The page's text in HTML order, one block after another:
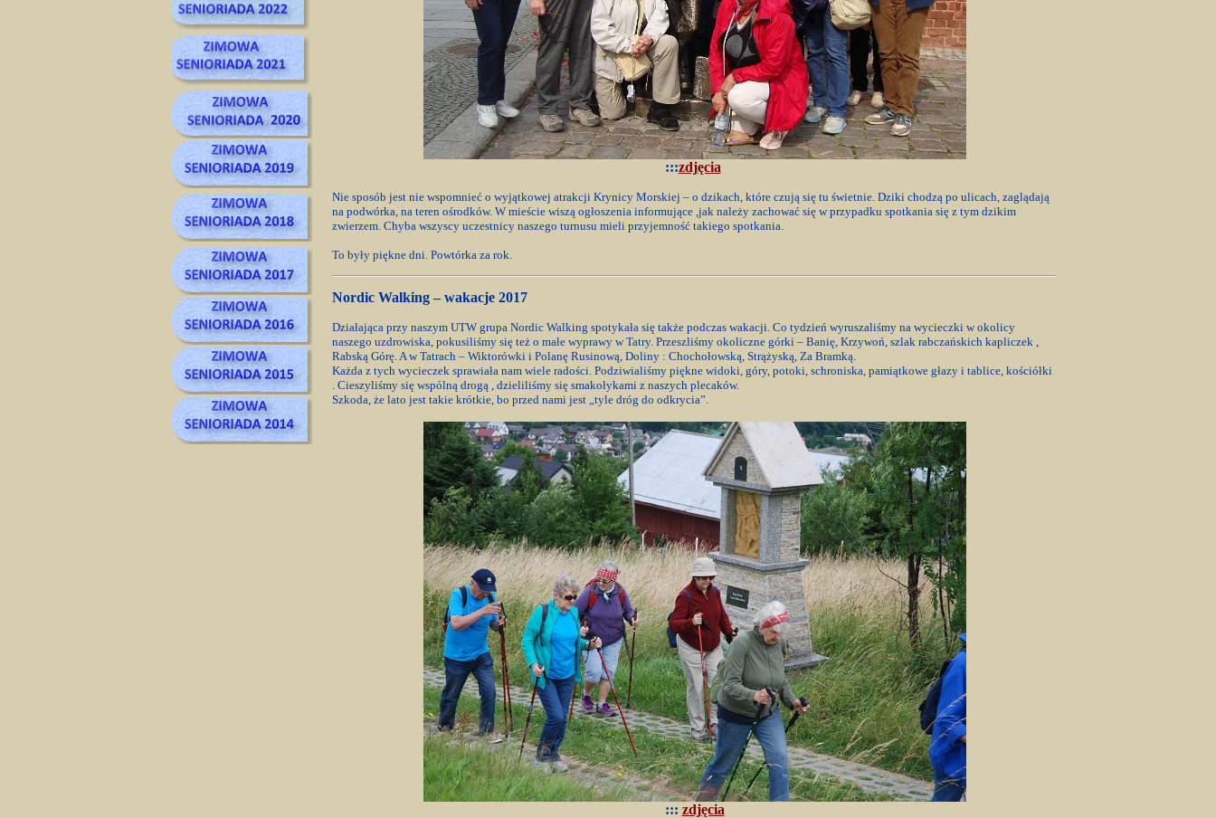
:::zdjęcia
Nie sposób jest nie wspomnieć o wyjątkowej atrakcji Krynicy Morskiej – o dzikach, które czują się tu świetnie. Dziki chodzą po ulicach, zaglądają
na podwórka, na teren ośrodków. W mieście wiszą ogłoszenia informujące ,jak należy zachować się w przypadku spotkania się z tym dzikim
zwierzem. Chyba wszyscy uczestnicy naszego turnusu mieli przyjemność takiego spotkania.
To były piękne dni. Powtórka za rok.
Nordic Walking – wakacje 2017
Działająca przy naszym UTW grupa Nordic Walking spotykała się także podczas wakacji. Co tydzień wyruszaliśmy na wycieczki w okolicy
naszego uzdrowiska, pokusiliśmy się też o małe wyprawy w Tatry. Przeszliśmy okoliczne górki – Banię, Krzywoń, szlak rabczańskich kapliczek ,
Rabską Górę. A w Tatrach – Wiktorówki i Polanę Rusinową, Doliny : Chochołowską, Strążyską, Za Bramką.
Każda z tych wycieczek sprawiała nam wiele radości. Podziwialiśmy piękne widoki, góry, potoki, schroniska, pamiątkowe głazy i tablice, kościółki
. Cieszyliśmy się wspólną drogą , dzieliliśmy się smakołykami z naszych plecaków.
Szkoda, że lato jest takie krótkie, bo przed nami jest „tyle dróg do odkrycia”.
::: zdjęcia